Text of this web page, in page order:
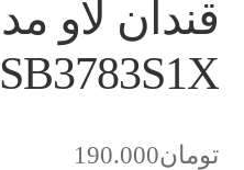
SB3783S1X
تومان190.000